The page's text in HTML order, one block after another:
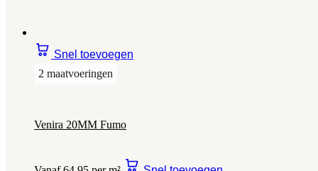
Snel toevoegen
2 maatvoeringen
Venira 20MM Fumo